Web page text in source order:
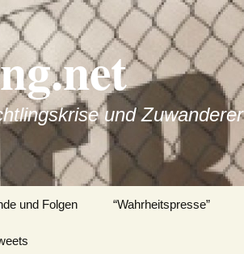
und Zuwanderer
und Folgen “Wahrheitspresse”